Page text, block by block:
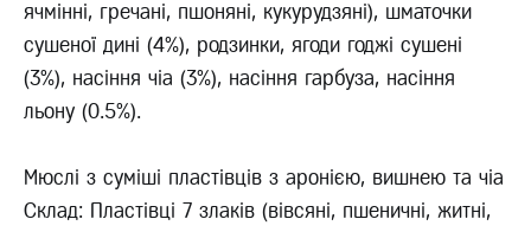
ячмінні, гречані, пшоняні, кукурудзяні), шматочки
сушеної дині (4%), родзинки, ягоди годжі сушені
(3%), насіння чіа (3%), насіння гарбуза, насіння
льону (0.5%).
Мюслі з суміші пластівців з аронією, вишнею та чіа
Склад: Пластівці 7 злаків (вівсяні, пшеничні, житні,